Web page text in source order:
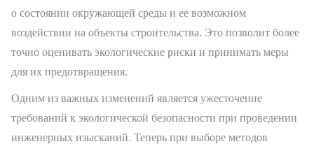
о состоянии окружающей среды и ее возможном
воздействии на объекты строительства. Это позволит более
точно оценивать экологические риски и принимать меры
для их предотвращения.
Одним из важных изменений является ужесточение
требований к экологической безопасности при проведении
инженерных изысканий. Теперь при выборе методов